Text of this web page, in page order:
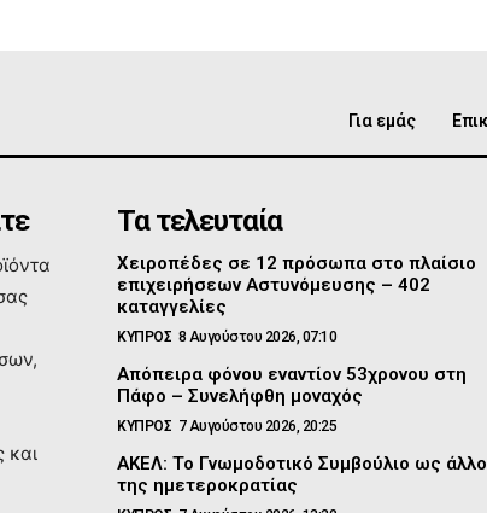
Για εμάς
και
Τα τελευταία
Χειροπέδες σε 12 πρόσωπα στο πλαίσιο
επιχειρήσεων Αστυνόμευσης – 402
καταγγελίες
ΚΥΠΡΟΣ 8 Αυγούστου 2026, 07:10
Απόπειρα φόνου εναντίον 53χρονου στη
Πάφο – Συνελήφθη μοναχός
ΚΥΠΡΟΣ 7 Αυγούστου 2026, 20:25
ΑΚΕΛ: Το Γνωμοδοτικό Συμβούλιο ως
της ημετεροκρατίας